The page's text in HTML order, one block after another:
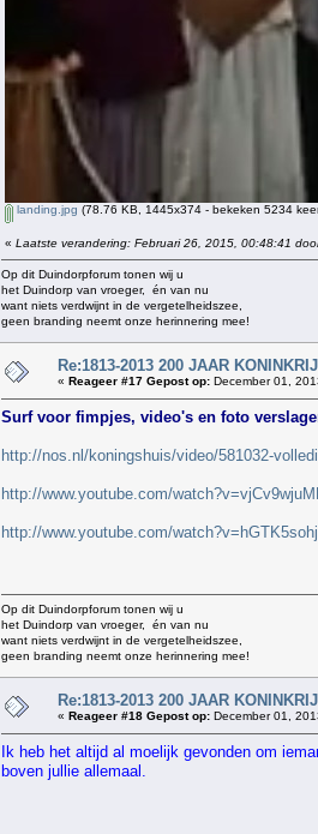
landing.jpg (78.76 KB, 1445x374 - bekeken 5234
« Laatste verandering: Februari 26, 2015, 00:48:41
Op dit Duindorpforum tonen wij u
het Duindorp van vroeger, én van nu
want niets verdwijnt in de vergetelheidszee,
geen branding neemt onze herinnering mee!
Re:1813-2013 200 JAAR
« Reageer #17 Gepost op: December 01,
Surf voor fimpjes, video's en foto
http://nos.nl/koningshuis/video/581032-
http://www.youtube.com/
http://www.youtube.com/
Op dit Duindorpforum tonen wij u
het Duindorp van vroeger, én van nu
want niets verdwijnt in de vergetelheidszee,
geen branding neemt onze herinnering mee!
Re:1813-2013 200 JAAR
« Reageer #18 Gepost op: December 01,
Ik heb het altijd al moelijk gevonden om
boven jullie allemaal.